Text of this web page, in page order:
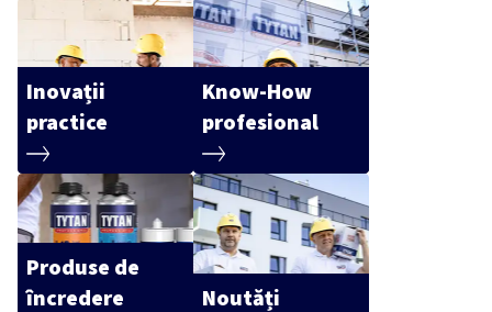
Inovații
practice
Know-How
profesional
Produse de
încredere
Noutăți